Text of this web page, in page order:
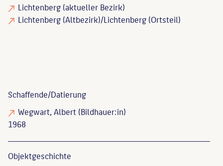
Lichtenberg (aktueller Bezirk)
Lichtenberg (Altbezirk)/Lichtenberg (Ortsteil)
Schaffende/Datierung
Wegwart, Albert(Bildhauer:in)
1968
Objekt­geschichte